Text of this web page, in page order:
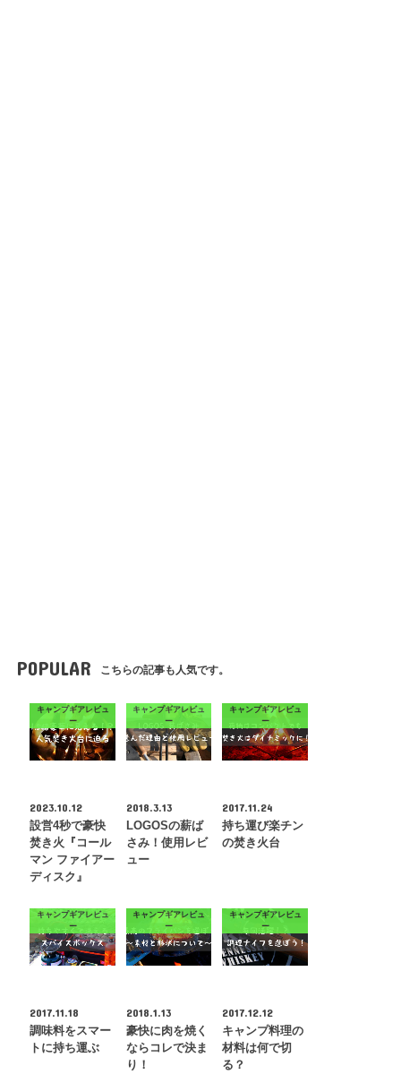
POPULAR こちらの記事も人気です。
キャンプギアレビュ
ー
2023.10.12
設営4秒で豪快
焚き火『コール
マン ファイアー
ディスク』
キャンプギアレビュ
ー
2018.3.13
LOGOSの薪ば
さみ！使用レビ
ュー
キャンプギアレビュ
ー
2017.11.24
持ち運び楽チン
の焚き火台
キャンプギアレビュ
ー
2017.11.18
調味料をスマー
トに持ち運ぶ
キャンプギアレビュ
ー
2018.1.13
豪快に肉を焼く
ならコレで決ま
り！
キャンプギアレビュ
ー
2017.12.12
キャンプ料理の
材料は何で切
る？